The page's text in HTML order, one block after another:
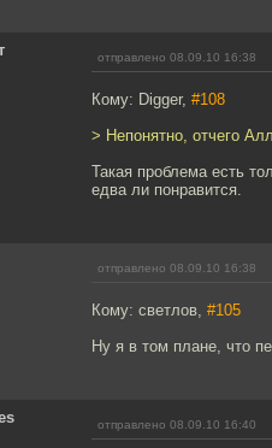
отправлено 08.09.10 16:38
Кому: Digger, #108
> Непонятно, отчего
Такая проблема есть
едва ли понравится.
отправлено 08.09.10 16:38
Кому: светлов, #105
Ну я в том плане, что
отправлено 08.09.10 16:40